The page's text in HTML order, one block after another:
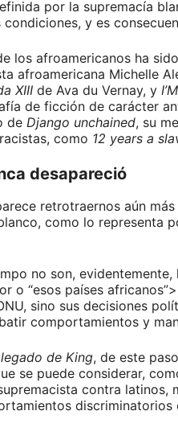
por la supremacía
y es
los afroamericanos ha
afroamericana Michelle
XIII de Ava du Vernay, y
de ficción de carácter
de Django unchained, su
como 12 years a
desapareció
retrotraernos aún
como lo representa
no son,
o “esos países
sino sus decisiones
comportamientos y
de King, de este
se puede considerar,
contra latinos,